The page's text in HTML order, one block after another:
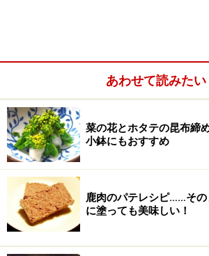
あわせて読みたい
菜の花とホタテの昆布締
小鉢にもおすすめ
鹿肉のパテレシピ……そ
に塗っても美味しい！